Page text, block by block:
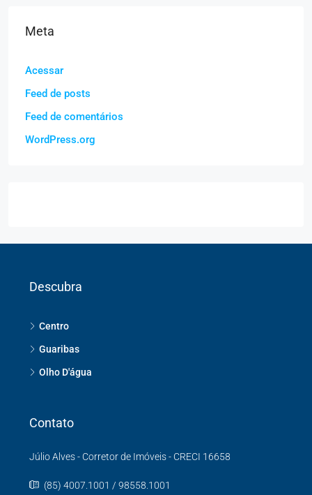
Meta
Acessar
Feed de posts
Feed de comentários
WordPress.org
Descubra
Centro
Guaribas
Olho D'água
Contato
Júlio Alves - Corretor de Imóveis - CRECI 16658
(85) 4007.1001 / 98558.1001